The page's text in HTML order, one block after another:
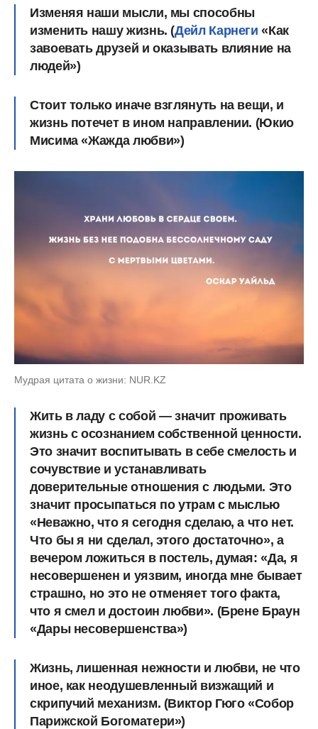
Изменяя наши мысли, мы способны
изменить нашу жизнь. (Дейл Карнеги «Как
завоевать друзей и оказывать влияние на
людей»)
Стоит только иначе взглянуть на вещи, и
жизнь потечет в ином направлении. (Юкио
Мисима «Жажда любви»)
Мудрая цитата о жизни: NUR.KZ
Жить в ладу с собой — значит проживать
жизнь с осознанием собственной ценности.
Это значит воспитывать в себе смелость и
сочувствие и устанавливать
доверительные отношения с людьми. Это
значит просыпаться по утрам с мыслью
«Неважно, что я сегодня сделаю, а что нет.
Что бы я ни сделал, этого достаточно», а
вечером ложиться в постель, думая: «Да, я
несовершенен и уязвим, иногда мне бывает
страшно, но это не отменяет того факта,
что я смел и достоин любви». (Брене Браун
«Дары несовершенства»)
Жизнь, лишенная нежности и любви, не что
иное, как неодушевленный визжащий и
скрипучий механизм. (Виктор Гюго «Собор
Парижской Богоматери»)